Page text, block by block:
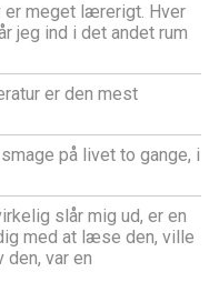
er meget lærerigt. Hver
jeg ind i det andet rum
er den mest
på livet to gange, i
slår mig ud, er en
med at læse den, ville
var en